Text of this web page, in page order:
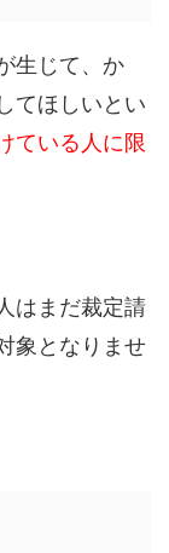
生じて、か
てほしいとい
ている人に限
はまだ裁定請
象となりませ